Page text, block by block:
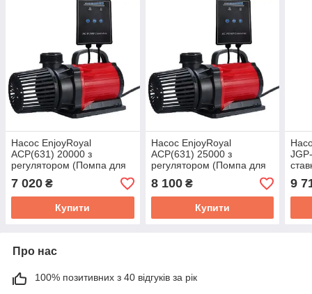
Насос EnjoyRoyal
ACP(631) 20000 з
регулятором (Помпа для
ставка, водойми,
фонтана, узв, каскада,
струмка)
7 020 ₴
Купити
Насос EnjoyRoyal
ACP(631) 25000 з
регулятором (Помпа для
ставка, водойми,
фонтана, узв, каскада,
струмка)
8 100₴
Купити
9
Про нас
100% позитивних з 40 відгуків за рік